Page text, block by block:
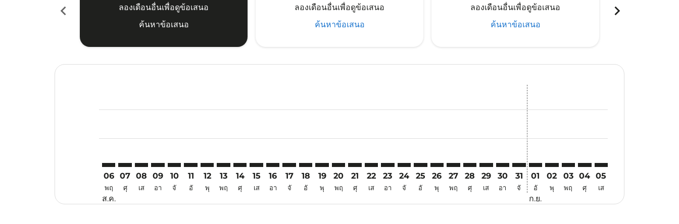
chevron_left
ลองเดือนอื่นเพื่อดูข้อเสนอ
ค้นหาข้อเสนอ
ลองเดือนอื่นเพื่อดูข้อเสนอ
ค้นหาข้อเสนอ
ลองเดือนอื่นเพื่อดูข้อเสนอ
ค้นหาข้อเสนอ
chevron_right
06
พฤ
ส.ค.
07
ศุ
08
เส
09
อา
10
จั
11
อั
12
พุ
13
พฤ
14
ศุ
15
เส
16
อา
17
จั
18
อั
19
พุ
HGH–LGK: cmp-view-offers-disclaimer. ค้นหาข้อเสนอ
20
พฤ
HGH–LGK: cmp-view-offers-disclaimer. ค้นหาข้อเสนอ
21
ศุ
HGH–LGK: cmp-view-offers-disclaimer. ค้นหาข้อเสนอ
22
เส
HGH–LGK: cmp-view-offers-disclaimer. ค้นหาข้อเสนอ
23
อา
HGH–LGK: cmp-view-offers-disclaimer. ค้นหาข้อเสนอ
24
จั
HGH–LGK: cmp-view-offers-disclaimer. ค้นหาข้อเสนอ
25
อั
HGH–LGK: cmp-view-offers-disclaimer. ค้นหาข้อเสนอ
26
พุ
HGH–LGK: cmp-view-offers-disclaimer. ค้นหาข้อเสนอ
27
พฤ
HGH–LGK: cmp-view-offers-disclaimer. ค้นหาข้อเสนอ
28
ศุ
HGH–LGK: cmp-view-offers-disclaimer. ค้นหาข้อเสนอ
29
เส
HGH–LGK: cmp-view-offers-disclaimer. ค้นหาข้อ
30
อา
HGH–LGK: cmp-view-offers-disclaimer. ค้น
31
จั
01
อั
ก.ย.
02
พุ
03
พฤ
04
ศุ
05
เส